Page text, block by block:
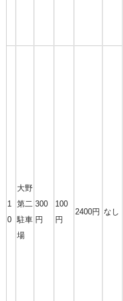
1
0
大野
第二
駐車
場
300
円
100
円
2400円 なし